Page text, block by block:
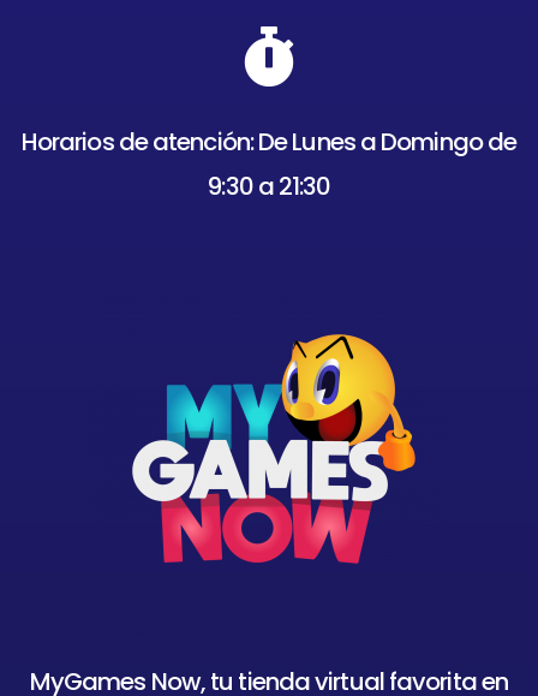
Horarios de atención: De Lunes a Domingo de
9:30 a 21:30
MyGames Now, tu tienda virtual favorita en